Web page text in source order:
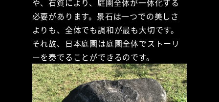
や、石質により、庭園全体が一体化する
必要があります。景石は一つでの美しさ
よりも、全体でも調和が最も大切です。
それ故、日本庭園は庭園全体でストーリ
ーを奏でることができるのです。